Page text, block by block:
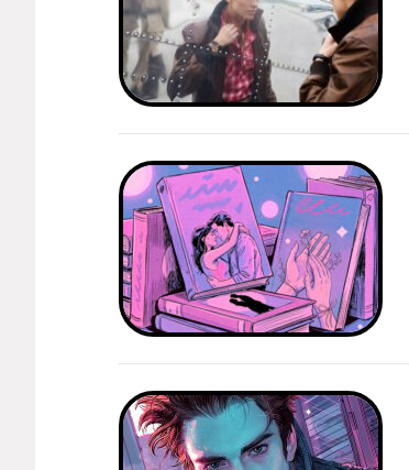
О компании
Рубрики
Новости
Лучшее
Секспросвет